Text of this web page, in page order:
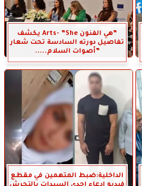
”هي الفنون Arts- ”She يكشف
تفاصيل دورته السادسة تحت شعار
”أصوات السلام.....
الداخلية:ضبط المتهمين في مقطع
فيديو إدعاء إحدي السيدات بالتحرش